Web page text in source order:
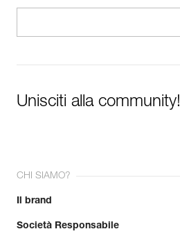
Unisciti alla community!
CHI SIAMO?
Il brand
Società Responsabile